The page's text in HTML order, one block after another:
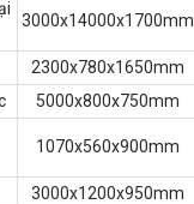
3000x14000x1700mm
2300x780x1650mm
5000x800x750mm
1070x560x900mm
3000x1200x950mm